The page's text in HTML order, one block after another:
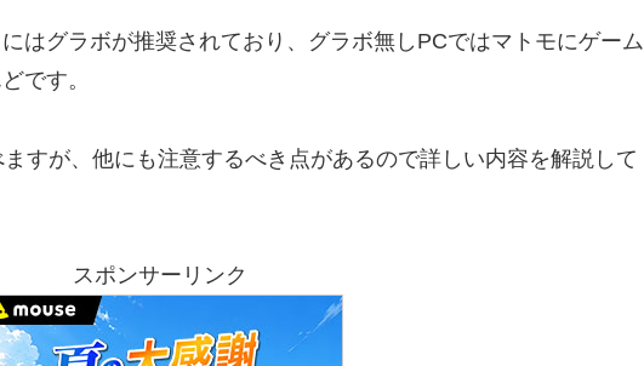
はグラボが推奨されており、グラボ無しPCではマトモにゲーム
です。
すが、他にも注意するべき点があるので詳しい内容を解説して
スポンサーリンク